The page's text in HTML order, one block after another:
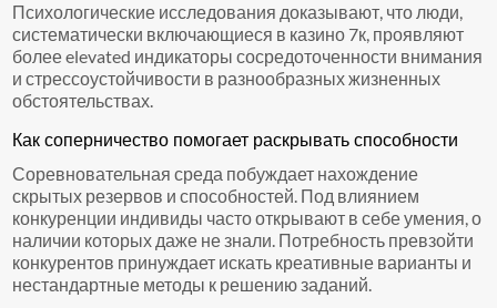
Психологические исследования доказывают, что люди,
систематически включающиеся в казино 7к, проявляют
более elevated индикаторы сосредоточенности внимания
и стрессоустойчивости в разнообразных жизненных
обстоятельствах.
Как соперничество помогает раскрывать способности
Соревновательная среда побуждает нахождение
скрытых резервов и способностей. Под влиянием
конкуренции индивиды часто открывают в себе умения, о
наличии которых даже не знали. Потребность превзойти
конкурентов принуждает искать креативные варианты и
нестандартные методы к решению заданий.